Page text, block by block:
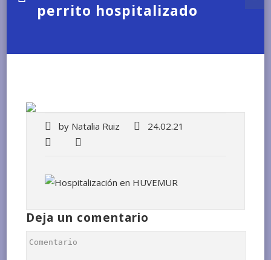
perrito hospitalizado
by Natalia Ruiz 24.02.21
Deja un comentario